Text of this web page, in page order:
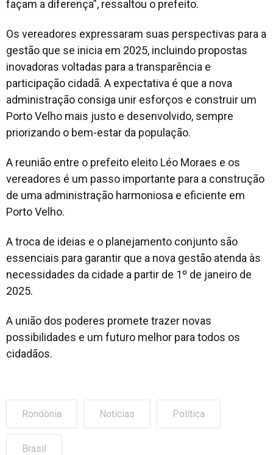
façam a diferença”, ressaltou o prefeito.
Os vereadores expressaram suas perspectivas para a
gestão que se inicia em 2025, incluindo propostas
inovadoras voltadas para a transparência e
participação cidadã. A expectativa é que a nova
administração consiga unir esforços e construir um
Porto Velho mais justo e desenvolvido, sempre
priorizando o bem-estar da população.
A reunião entre o prefeito eleito Léo Moraes e os
vereadores é um passo importante para a construção
de uma administração harmoniosa e eficiente em
Porto Velho.
A troca de ideias e o planejamento conjunto são
essenciais para garantir que a nova gestão atenda às
necessidades da cidade a partir de 1º de janeiro de
2025.
A união dos poderes promete trazer novas
possibilidades e um futuro melhor para todos os
cidadãos.
Rondônia Notícias Política
Brasil